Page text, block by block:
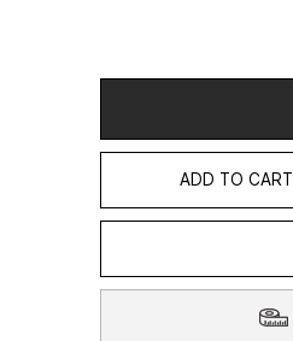
ADD TO CART